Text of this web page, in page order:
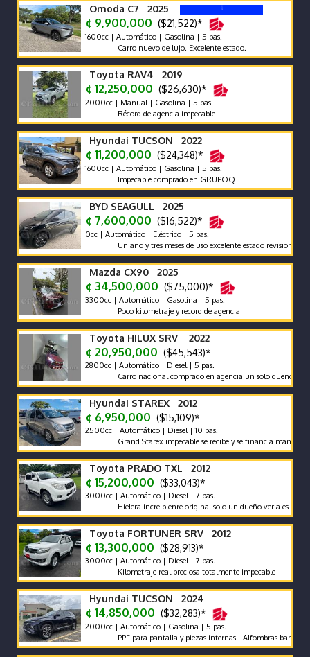
Omoda C7 2025
¢ 9,900,000 ($21,522)*
1600cc | Automático | Gasolina | 5 pas.
Carro nuevo de lujo. Excelente estado.
Toyota RAV4 2019
¢ 12,250,000 ($26,630)*
2000cc | Manual | Gasolina | 5 pas.
Récord de agencia impecable
Hyundai TUCSON 2022
¢ 11,200,000 ($24,348)*
1600cc | Automático | Gasolina | 5 pas.
Impecable comprado en GRUPOQ
BYD SEAGULL 2025
¢ 7,600,000 ($16,522)*
0cc | Automático | Eléctrico | 5 pas.
Un año y tres meses de uso excelente estado revision reciente
Mazda CX90 2025
¢ 34,500,000 ($75,000)*
3300cc | Automático | Gasolina | 5 pas.
Poco kilometraje y record de agencia
Toyota HILUX SRV 2022
¢ 20,950,000 ($45,543)*
2800cc | Automático | Diesel | 5 pas.
Carro nacional comprado en agencia un solo dueño récord
Hyundai STAREX 2012
¢ 6,950,000 ($15,109)*
2500cc | Automático | Diesel | 10 pas.
Grand Starex impecable se recibe y se financia
Toyota PRADO TXL 2012
¢ 15,200,000 ($33,043)*
3000cc | Automático | Diesel | 7 pas.
Hielera increiblenre original solo un dueño verla es comprarla
Toyota FORTUNER SRV 2012
¢ 13,300,000 ($28,913)*
3000cc | Automático | Diesel | 7 pas.
Kilometraje real preciosa totalmente impecable
Hyundai TUCSON 2024
¢ 14,850,000 ($32,283)*
2000cc | Automático | Gasolina | 5 pas.
PPF para pantalla y piezas internas - Alfombras bandeja -